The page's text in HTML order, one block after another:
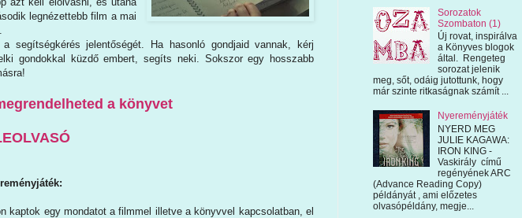
legnézettebb film a mai
jelentőségét. Ha hasonló gondjaid vannak, kérj
gondokkal küzdő embert, segíts neki. Sokszor egy hosszabb
a könyvet
kaptok egy mondatot a filmmel illetve a könyvvel kapcsolatban, el
Sorozatok
Szombaton (1)
Új rovat, inspirálva
a Könyves blogok
által. Rengeteg
sorozat jelenik
meg, sőt, odáig jutottunk, hogy
már szinte ritkaságnak számít ...
Nyereményjáték
NYERD MEG
JULIE KAGAWA:
IRON KING -
Vaskirály című
regényének ARC
(Advance Reading Copy)
példányát , ami előzetes
olvasópéldány, megje...